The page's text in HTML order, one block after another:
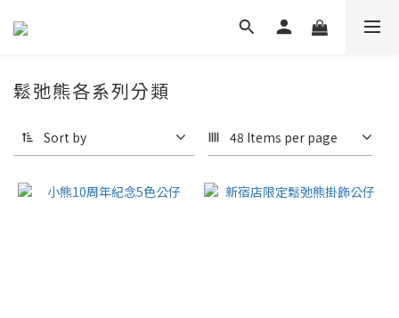
鬆弛熊各系列分類
Sort by 48 Items per page